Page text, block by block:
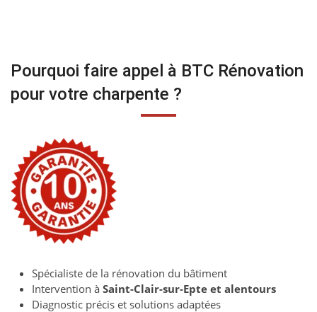
Pourquoi faire appel à BTC Rénovation
pour votre charpente ?
Spécialiste de la rénovation du bâtiment
Intervention à Saint-Clair-sur-Epte et alentours
Diagnostic précis et solutions adaptées